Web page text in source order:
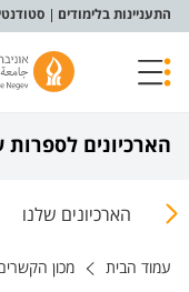
תפריט נגישות
התעניינות בלימודים
הארכיונים לספרות
הארכיונים שלנו
עמוד הבית מכון